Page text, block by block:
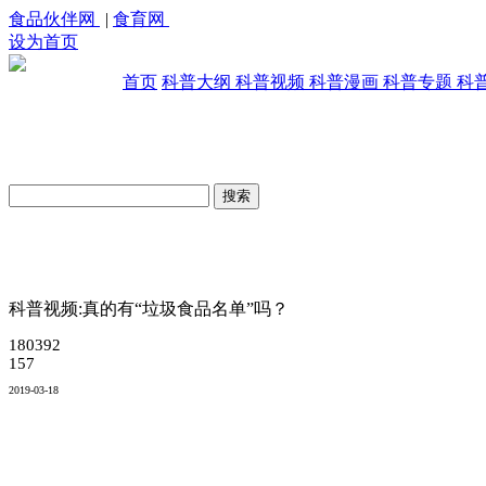
食品伙伴网 | 食育网
设为首页
首页 科普大纲 科普视频 科普漫画 科普专题 科
科普视频:真的有“垃圾食品名单”吗？
180392
157
2019-03-18